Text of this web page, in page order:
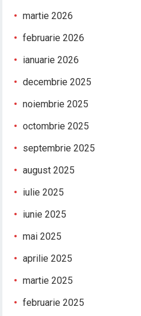
martie 2026
februarie 2026
ianuarie 2026
decembrie 2025
noiembrie 2025
octombrie 2025
septembrie 2025
august 2025
iulie 2025
iunie 2025
mai 2025
aprilie 2025
martie 2025
februarie 2025